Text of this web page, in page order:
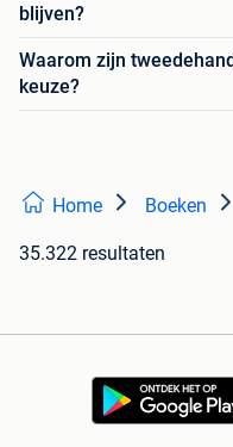
blijven?
Waarom zijn
keuze?
Home Boeken
35.322 resultaten